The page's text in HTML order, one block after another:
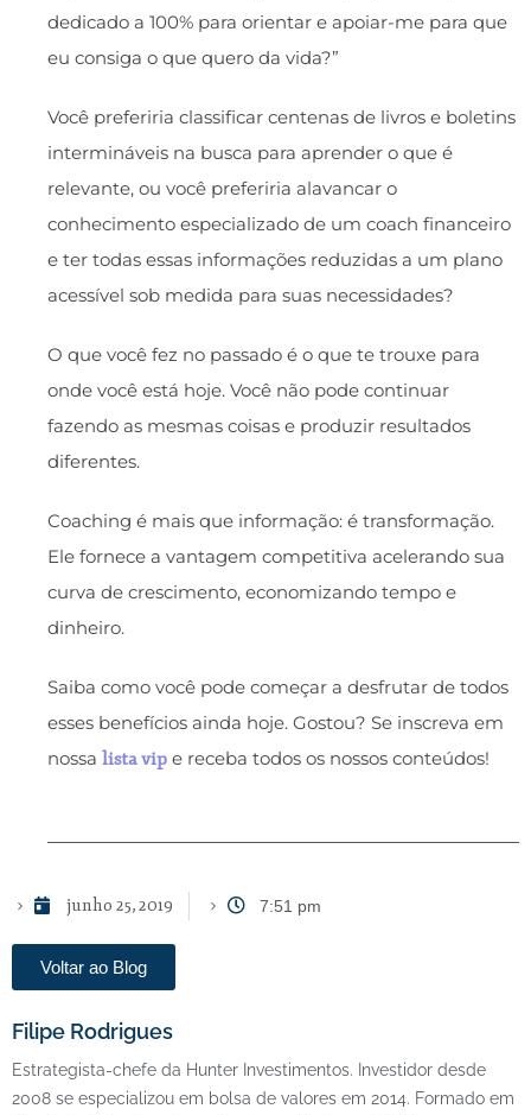
dedicado a 100% para orientar e apoiar-me para que
eu consiga o que quero da vida?”
Você preferiria classificar centenas de livros e boletins
intermináveis na busca para aprender o que é
relevante, ou você preferiria alavancar o
conhecimento especializado de um coach financeiro
e ter todas essas informações reduzidas a um plano
acessível sob medida para suas necessidades?
O que você fez no passado é o que te trouxe para
onde você está hoje. Você não pode continuar
fazendo as mesmas coisas e produzir resultados
diferentes.
Coaching é mais que informação: é transformação.
Ele fornece a vantagem competitiva acelerando sua
curva de crescimento, economizando tempo e
dinheiro.
Saiba como você pode começar a desfrutar de todos
esses benefícios ainda hoje. Gostou? Se inscreva em
nossa lista vip e receba todos os nossos conteúdos!
junho 25, 2019 7:51 pm
Voltar ao Blog
Filipe Rodrigues
Estrategista-chefe da Hunter Investimentos. Investidor desde
2008 se especializou em bolsa de valores em 2014. Formado em